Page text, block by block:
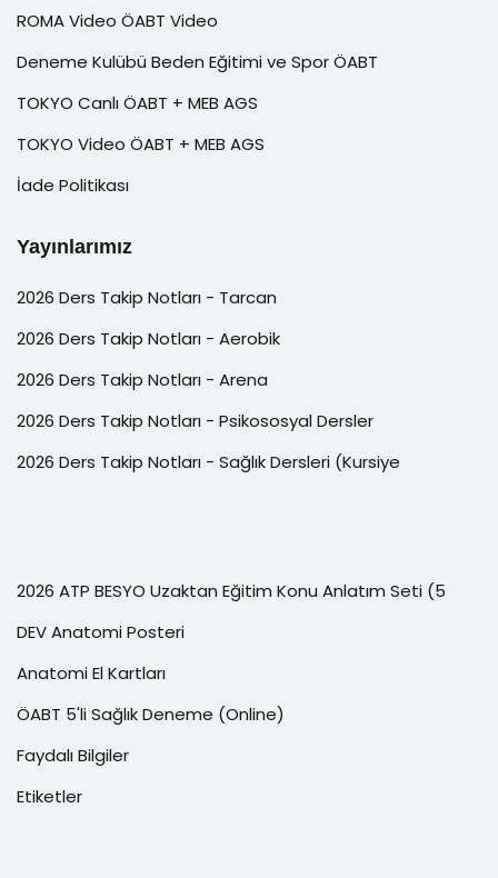
ROMA Video ÖABT Video
Deneme Kulübü Beden Eğitimi ve Spor ÖABT
TOKYO Canlı ÖABT + MEB AGS
TOKYO Video ÖABT + MEB AGS
İade Politikası
Yayınlarımız
2026 Ders Takip Notları - Tarcan
2026 Ders Takip Notları - Aerobik
2026 Ders Takip Notları - Arena
2026 Ders Takip Notları - Psikososyal Dersler
2026 Ders Takip Notları - Sağlık Dersleri (Kursiye
2026 ATP BESYO Uzaktan Eğitim Konu Anlatım Seti (5
DEV Anatomi Posteri
Anatomi El Kartları
ÖABT 5'li Sağlık Deneme (Online)
Faydalı Bilgiler
Etiketler